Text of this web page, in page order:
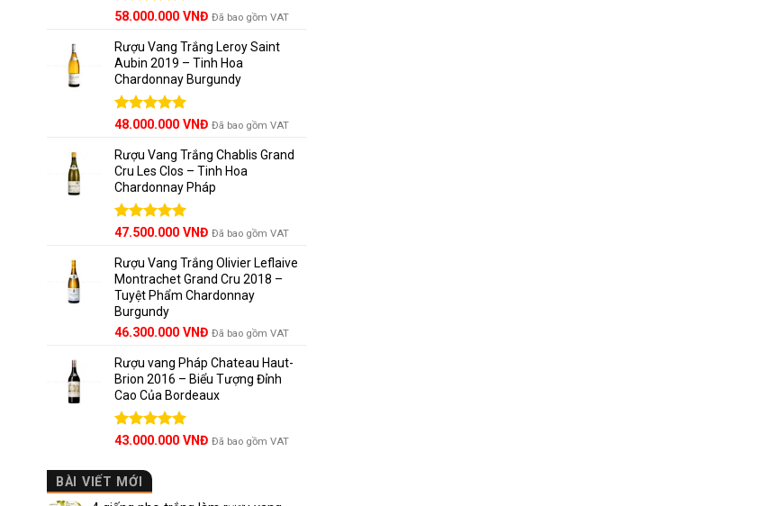
Được xếp
5 sao
58.000.000 VNĐ Đã bao gồm VAT
Rượu Vang Trắng Leroy Saint
Aubin 2019 – Tinh Hoa
Chardonnay Burgundy
Được xếp
5 sao
48.000.000 VNĐ Đã bao gồm VAT
Rượu Vang Trắng Chablis Grand
Cru Les Clos – Tinh Hoa
Chardonnay Pháp
Được xếp
5 sao
47.500.000 VNĐ Đã bao gồm VAT
Rượu Vang Trắng Olivier Leflaive
Montrachet Grand Cru 2018 –
Tuyệt Phẩm Chardonnay
Burgundy
46.300.000 VNĐ Đã bao gồm VAT
Rượu vang Pháp Chateau Haut-
Brion 2016 – Biểu Tượng Đỉnh
Cao Của Bordeaux
Được xếp
5 sao
43.000.000 VNĐ Đã bao gồm VAT
BÀI VIẾT MỚI